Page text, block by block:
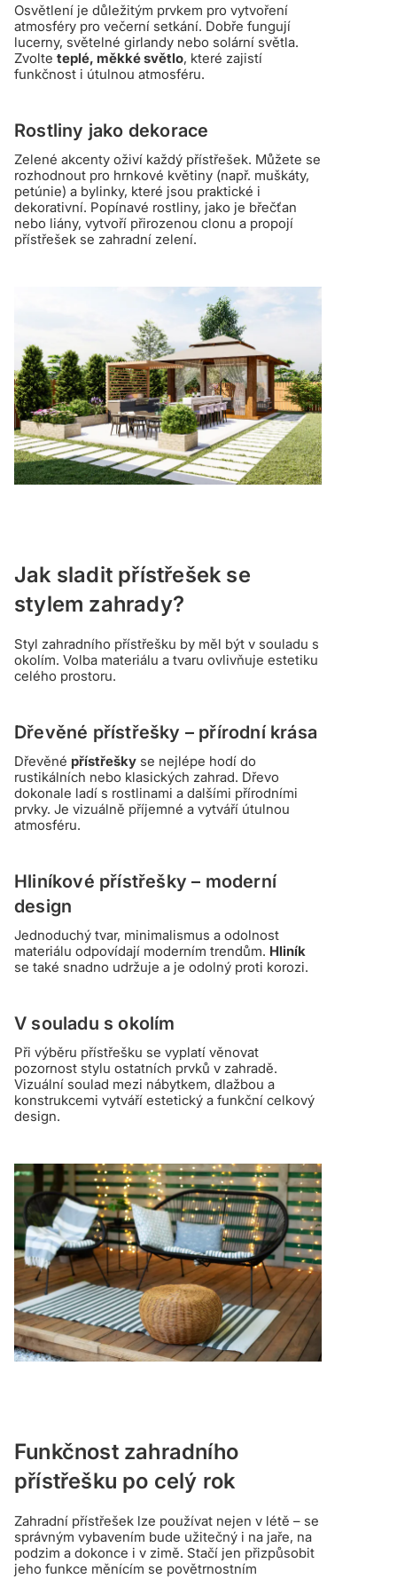
Osvětlení je důležitým prvkem pro vytvoření
atmosféry pro večerní setkání. Dobře fungují
lucerny, světelné girlandy nebo solární světla.
Zvolte teplé, měkké světlo, které zajistí
funkčnost i útulnou atmosféru.
Rostliny jako dekorace
Zelené akcenty oživí každý přístřešek. Můžete se
rozhodnout pro hrnkové květiny (např. muškáty,
petúnie) a bylinky, které jsou praktické i
dekorativní. Popínavé rostliny, jako je břečťan
nebo liány, vytvoří přirozenou clonu a propojí
přístřešek se zahradní zelení.
Jak sladit přístřešek se
stylem zahrady?
Styl zahradního přístřešku by měl být v souladu s
okolím. Volba materiálu a tvaru ovlivňuje estetiku
celého prostoru.
Dřevěné přístřešky – přírodní krása
Dřevěné přístřešky se nejlépe hodí do
rustikálních nebo klasických zahrad. Dřevo
dokonale ladí s rostlinami a dalšími přírodními
prvky. Je vizuálně příjemné a vytváří útulnou
atmosféru.
Hliníkové přístřešky – moderní
design
Jednoduchý tvar, minimalismus a odolnost
materiálu odpovídají moderním trendům. Hliník
se také snadno udržuje a je odolný proti korozi.
V souladu s okolím
Při výběru přístřešku se vyplatí věnovat
pozornost stylu ostatních prvků v zahradě.
Vizuální soulad mezi nábytkem, dlažbou a
konstrukcemi vytváří estetický a funkční celkový
design.
Funkčnost zahradního
přístřešku po celý rok
Zahradní přístřešek lze používat nejen v létě – se
správným vybavením bude užitečný i na jaře, na
podzim a dokonce i v zimě. Stačí jen přizpůsobit
jeho funkce měnícím se povětrnostním